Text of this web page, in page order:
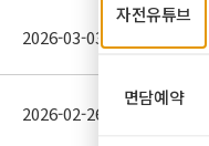
2026-03-03
2026-02-26
자전유튜브
면담예약